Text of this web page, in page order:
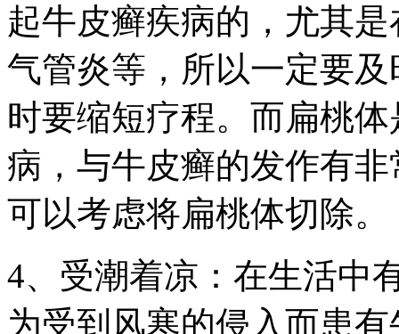
起牛皮癣疾病的，尤其
气管炎等，所以一定要
时要缩短疗程。而扁桃
病，与牛皮癣的发作有
可以考虑将扁桃体切除。
4、受潮着凉：在生活中
为受到风寒的侵入而患